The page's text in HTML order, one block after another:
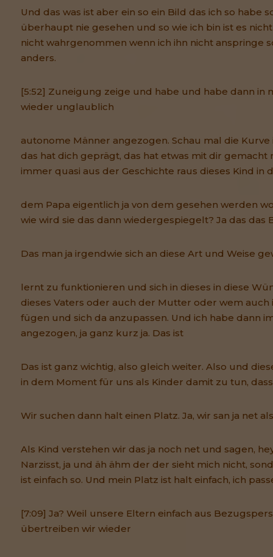
Und das was ist aber ein so ein Bild das ich so habe
überhaupt nie gesehen und so wie ich bin ist es
nicht wahrgenommen wenn ich ihn nicht anspringe
anders.
[5:52] Zuneigung zeige und habe und habe dann in
wieder unglaublich
autonome Männer angezogen. Schau mal die Kurve
das hat dich geprägt, das hat etwas mit dir gemacht
immer quasi aus der Geschichte raus dieses Kind in
dem Papa eigentlich ja von dem gesehen werden
wie wird sie das dann wiedergespiegelt? Ja das das
Das man ja irgendwie sich an diese Art und Weise
lernt zu funktionieren und sich in dieses in diese
dieses Vaters oder auch der Mutter oder wem
fügen und sich da anzupassen. Und ich habe dann
angezogen, ja ganz kurz ja. Das ist
Das ist ganz wichtig, also gleich weiter. Also und
in dem Moment für uns als Kinder damit zu tun,
Wir suchen dann halt einen Platz. Ja, wir san ja net
Als Kind verstehen wir das ja noch net und sagen,
Narzisst, ja und äh ähm der der sieht mich nicht,
ist einfach so. Und mein Platz ist halt einfach, ich
[7:09] Ja? Weil unsere Eltern einfach aus
übertreiben wir wieder